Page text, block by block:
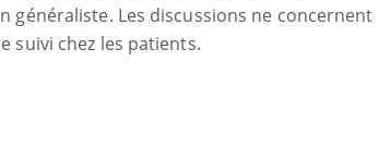
généraliste. Les discussions ne concernent
suivi chez les patients.